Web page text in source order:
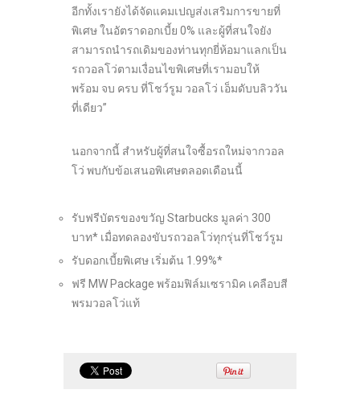
อีกทั้งเรายังได้จัดแคมเปญส่งเสริมการขายที่
พิเศษ ในอัตราดอกเบี้ย 0% และผู้ที่สนใจยัง
สามารถนำรถเดิมของท่านทุกยี่ห้อมาแลกเป็น
รถวอลโว่ตามเงื่อนไขพิเศษที่เรามอบให้
พร้อม จบ ครบ ที่โชว์รูม วอลโว่ เอ็มดับบลิววัน
ที่เดียว”
นอกจากนี้ สำหรับผู้ที่สนใจซื้อรถใหม่จากวอล
โว่ พบกับข้อเสนอพิเศษตลอดเดือนนี้
รับฟรีบัตรของขวัญ Starbucks มูลค่า 300
บาท* เมื่อทดลองขับรถวอลโว่ทุกรุ่นที่โชว์รูม
รับดอกเบี้ยพิเศษ เริ่มต้น 1.99%*
ฟรี MW Package พร้อมฟิล์มเซรามิค เคลือบสี
พรมวอลโว่แท้